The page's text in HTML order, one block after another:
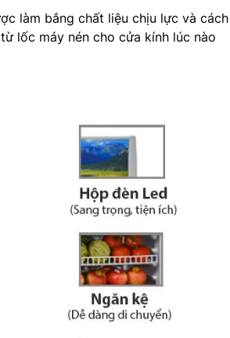
làm bắng chất liệu chịu lực và cách
lốc máy nén cho cửa kính lúc nào